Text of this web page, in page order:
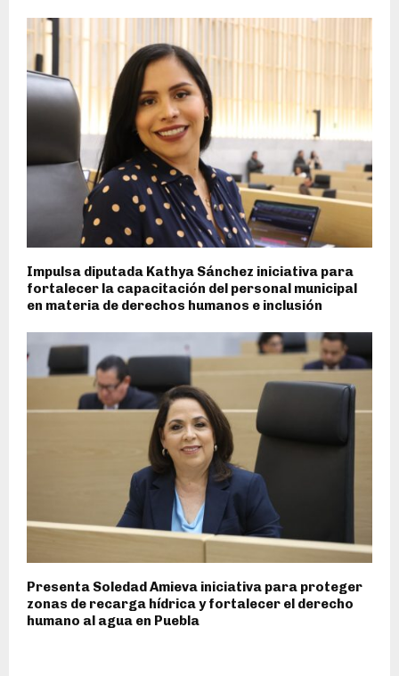
Impulsa diputada Kathya Sánchez iniciativa para
fortalecer la capacitación del personal municipal
en materia de derechos humanos e inclusión
Presenta Soledad Amieva iniciativa para proteger
zonas de recarga hídrica y fortalecer el derecho
humano al agua en Puebla